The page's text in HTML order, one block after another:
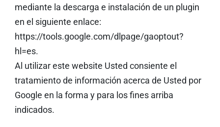
mediante la descarga e instalación de un plugin
en el siguiente enlace:
https://tools.google.com/dlpage/gaoptout?
hl=es.
Al utilizar este website Usted consiente el
tratamiento de información acerca de Usted por
Google en la forma y para los fines arriba
indicados.